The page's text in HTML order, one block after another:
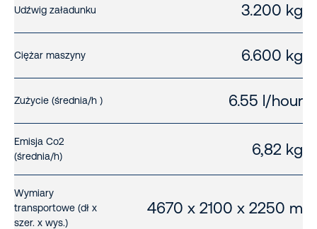
Udźwig załadunku 3.200 kg
Ciężar maszyny 6.600 kg
Zużycie (średnia/h ) 6.55 l/hour
Emisja Co2
(średnia/h)
6,82 kg
Wymiary
transportowe (dł x
szer. x wys.)
4670 x 2100 x 2250 m